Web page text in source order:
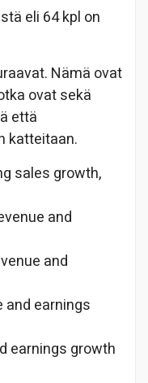
eli 64 kpl on
Nämä ovat
ovat sekä
että
katteitaan.
sales growth,
and
and
and earnings
earnings growth